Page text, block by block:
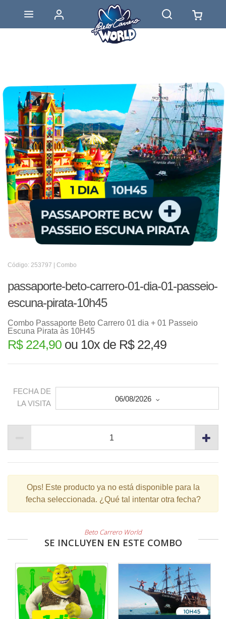
Código: 253797 | Combo
passaporte-beto-carrero-01-dia-01-passeio-
escuna-pirata-10h45
Combo Passaporte Beto Carrero 01 dia + 01 Passeio
Escuna Pirata às 10H45
R$ 224,90 ou 10x de R$ 22,49
FECHA DE
LA VISITA
06/08/2026
Ops! Este producto ya no está disponible para la
fecha seleccionada. ¿Qué tal intentar otra fecha?
Beto Carrero World
SE INCLUYEN EN ESTE COMBO